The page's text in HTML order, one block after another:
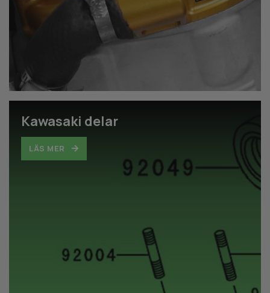
Kawasaki delar
LÄS MER